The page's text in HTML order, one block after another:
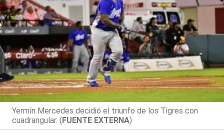
Yermín Mercedes decidió el triunfo de los Tigres con
cuadrangular. (FUENTE EXTERNA)